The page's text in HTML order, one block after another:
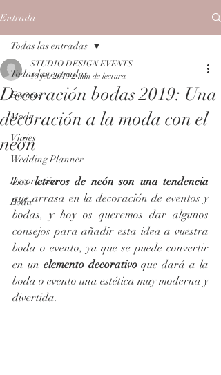
Entrada
Todas las entradas
Eventos
Moda
Viajes
Wedding Planner
Decoración
Boda
Todas las entradas
Decoración bodas 2019: Una
decoración a la moda con el
neón
STUDIO DESIGN EVENTS
18 feb 2019 2 min de lectura
Los letreros de neón son una tendencia
que arrasa en la decoración de eventos y
bodas, y hoy os queremos dar algunos
consejos para añadir esta idea a vuestra
boda o evento, ya que se puede convertir
en un elemento decorativo que dará a la
boda o evento una estética muy moderna y
divertida.